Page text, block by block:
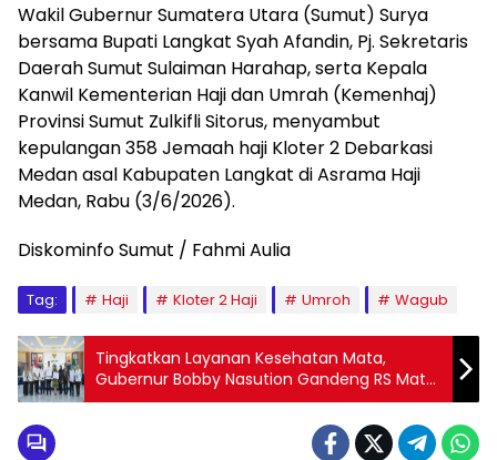
Wakil Gubernur Sumatera Utara (Sumut) Surya
bersama Bupati Langkat Syah Afandin, Pj. Sekretaris
Daerah Sumut Sulaiman Harahap, serta Kepala
Kanwil Kementerian Haji dan Umrah (Kemenhaj)
Provinsi Sumut Zulkifli Sitorus, menyambut
kepulangan 358 Jemaah haji Kloter 2 Debarkasi
Medan asal Kabupaten Langkat di Asrama Haji
Medan, Rabu (3/6/2026).
Diskominfo Sumut / Fahmi Aulia
Tag: Haji Kloter 2 Haji Umroh Wagub
Tingkatkan Layanan Kesehatan Mata,
Gubernur Bobby Nasution Gandeng RS Mata
Cicendo